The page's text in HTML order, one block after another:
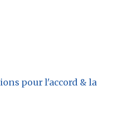
pour l'accord & la